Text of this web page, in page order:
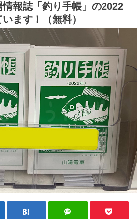
報誌「釣り手帳」の2022
ます！（無料）